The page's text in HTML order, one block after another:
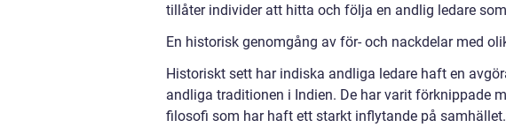
tillåter individer att hitta och följa en andlig ledare
En historisk genomgång av för- och nackdelar med
Historiskt sett har indiska andliga ledare haft en
andliga traditionen i Indien. De har varit förknippade
filosofi som har haft ett starkt inflytande på samhället.